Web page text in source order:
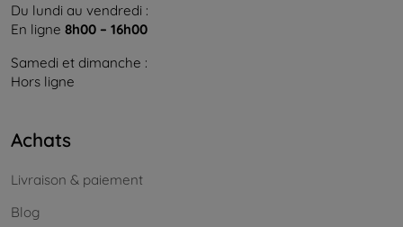
Du lundi au vendredi :
En ligne 8h00 – 16h00
Samedi et dimanche :
Hors ligne
Achats
Livraison & paiement
Blog